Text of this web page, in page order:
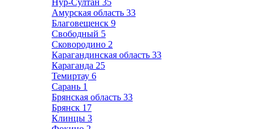
Нур-Султан 35
Амурская область 33
Благовещенск 9
Свободный 5
Сковородино 2
Карагандинская область 33
Караганда 25
Темиртау 6
Сарань 1
Брянская область 33
Брянск 17
Клинцы 3